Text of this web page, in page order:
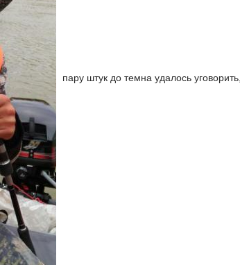
пару штук до темна удалось